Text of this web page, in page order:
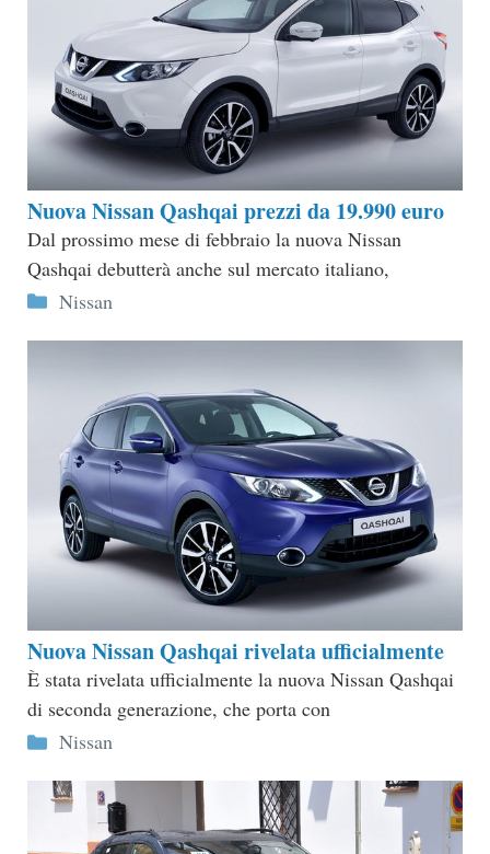
Nuova Nissan Qashqai prezzi da 19.990 euro
Dal prossimo mese di febbraio la nuova Nissan
Qashqai debutterà anche sul mercato italiano,
Categorie
Nissan
Nuova Nissan Qashqai rivelata ufficialmente
È stata rivelata ufficialmente la nuova Nissan Qashqai
di seconda generazione, che porta con
Categorie
Nissan